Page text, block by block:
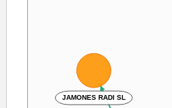
JAMONES RADI SL